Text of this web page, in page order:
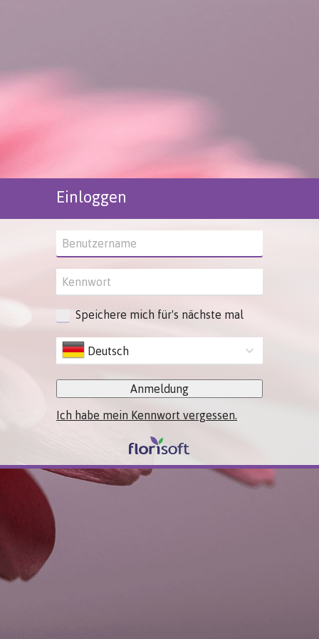
Einloggen
Speichere mich für's nächste mal
Deutsch
Anmeldung
Ich habe mein Kennwort vergessen.